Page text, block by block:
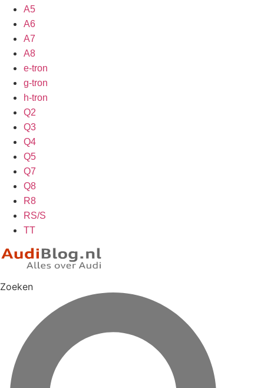
A5
A6
A7
A8
e-tron
g-tron
h-tron
Q2
Q3
Q4
Q5
Q7
Q8
R8
RS/S
TT
Zoeken